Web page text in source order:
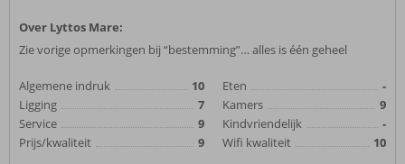
Over Lyttos Mare:
Zie vorige opmerkingen bij “bestemming”… alles is één geheel
Algemene indruk
10
Ligging
7
Service
9
Prijs/kwaliteit
9
Eten
-
Kamers
9
Kindvriendelijk
-
Wifi kwaliteit
10